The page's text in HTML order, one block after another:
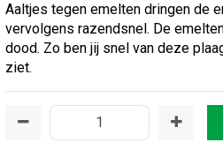
Aaltjes tegen emelten dringen de
vervolgens razendsnel. De
dood. Zo ben jij snel van deze
ziet.